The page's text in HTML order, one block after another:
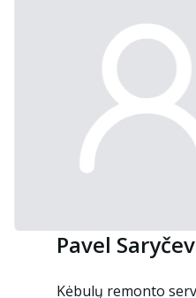
Pavel Saryčev
Kėbulų remonto serviso žalų